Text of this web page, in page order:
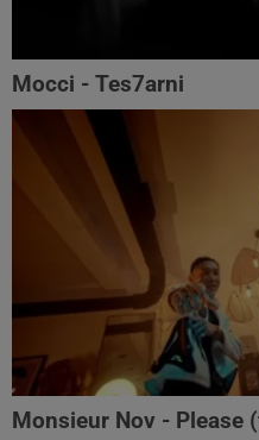
Mocci - Tes7arni
Monsieur Nov‬ - Please